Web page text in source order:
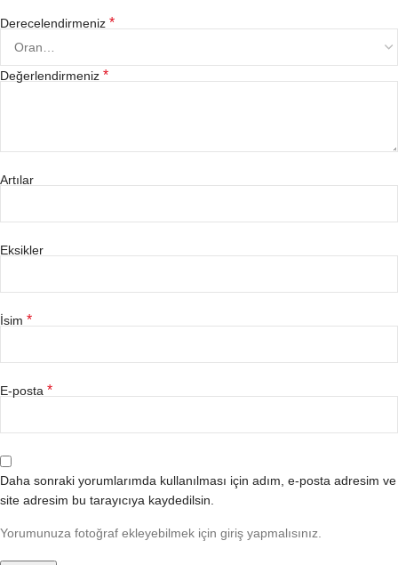
Derecelendirmeniz *
Değerlendirmeniz *
Artılar
Eksikler
İsim *
E-posta *
Daha sonraki yorumlarımda kullanılması için adım, e-posta adresim ve
site adresim bu tarayıcıya kaydedilsin.
Yorumunuza fotoğraf ekleyebilmek için giriş yapmalısınız.